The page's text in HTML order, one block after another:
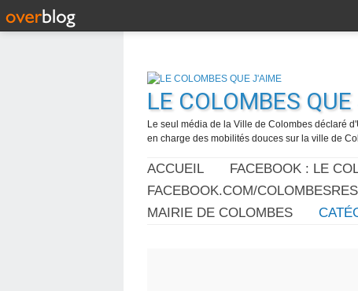
LE COLOMBES
Le seul média de la Ville de Colombes déclaré
en charge des mobilités douces sur la ville de
ACCUEIL FACEBOOK : LE
FACEBOOK.COM/
MAIRIE DE COLOMBES